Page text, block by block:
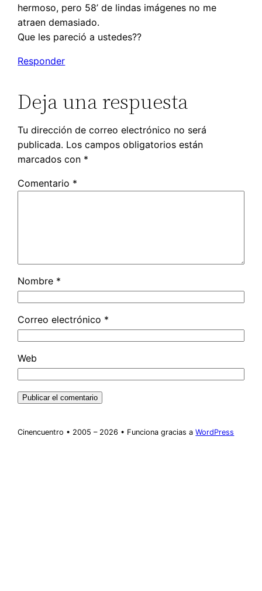
hermoso, pero 58’ de lindas imágenes no me
atraen demasiado.
Que les pareció a ustedes??
Responder
Deja una respuesta
Tu dirección de correo electrónico no será
publicada. Los campos obligatorios están
marcados con *
Comentario *
Nombre *
Correo electrónico *
Web
Cinencuentro • 2005 – 2026 • Funciona gracias aWordPress